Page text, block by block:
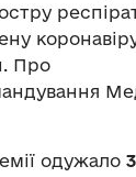
Про
одужало